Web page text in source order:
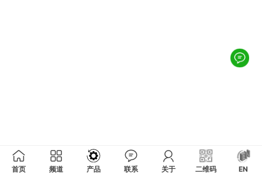
首页 频道 产品 联系 关于 二维码 EN